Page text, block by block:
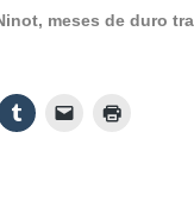
meses de duro